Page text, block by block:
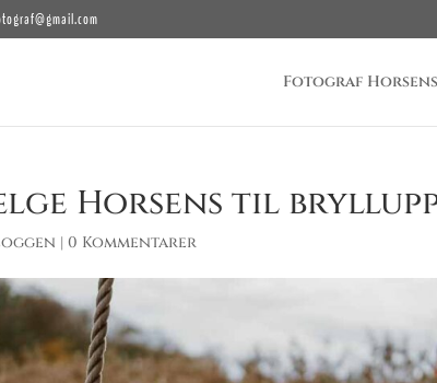
Fotograf Horsens
Horsens til
|0 Kommentarer